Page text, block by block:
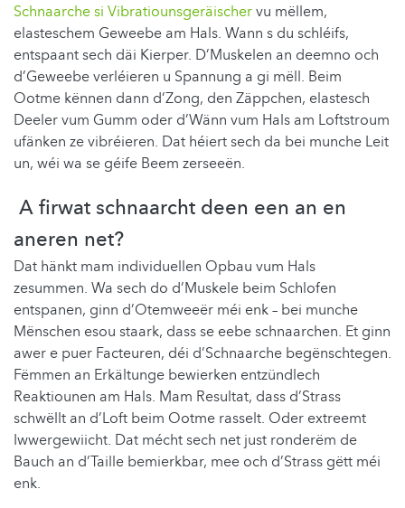
Schnaarche si Vibratiounsgeräischervu mëllem,
elasteschem Geweebe am Hals. Wann s du schléifs,
entspaant sech däi Kierper. D’Muskelen an deemno och
d’Geweebe verléieren u Spannung a gi mëll. Beim
Ootme kënnen dann d’Zong, den Zäppchen, elastesch
Deeler vum Gumm oder d’Wänn vum Hals am Loftstroum
ufänken ze vibréieren. Dat héiert sech da bei munche Leit
un, wéi wa se géife Beem zerseeën.
A firwat schnaarcht deen een an en
aneren net?
Dat hänkt mam individuellen Opbau vum Hals
zesummen. Wa sech do d’Muskele beim Schlofen
entspanen, ginn d’Otemweeër méi enk – bei munche
Mënschen esou staark, dass se eebe schnaarchen. Et ginn
awer e puer Facteuren, déi d’Schnaarche begënschtegen.
Fëmmen an Erkältunge bewierken entzündlech
Reaktiounen am Hals. Mam Resultat, dass d’Strass
schwëllt an d’Loft beim Ootme rasselt. Oder extreemt
Iwwergewiicht. Dat mécht sech net just ronderëm de
Bauch an d’Taille bemierkbar, mee och d’Strass gëtt méi
enk.